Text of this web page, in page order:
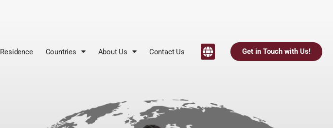
Residence Countries About Us Contact Us Get in Touch with Us!